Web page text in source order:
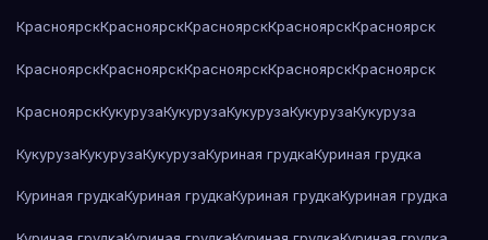
КрасноярскКрасноярскКрасноярскКрасноярскКрасноярск
КрасноярскКрасноярскКрасноярскКрасноярскКрасноярск
КрасноярскКукурузаКукурузаКукурузаКукурузаКукуруза
КукурузаКукурузаКукурузаКуриная грудкаКуриная грудка
Куриная грудкаКуриная грудкаКуриная грудкаКуриная грудка